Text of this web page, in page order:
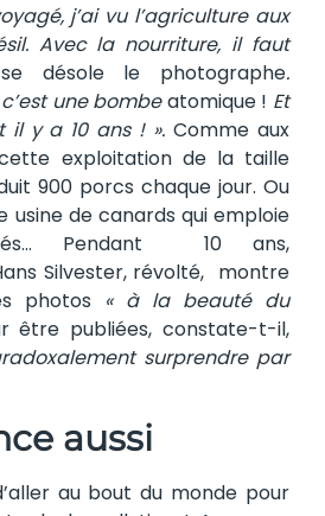
j’ai vu l’agriculture aux
Avec la nourriture, il faut
se désole le photographe.
une bombeatomique ! Et
il y a 10 ans ! ». Comme aux
exploitation de la taille
900 porcs chaque jour. Ou
usine de canards qui emploie
Pendant 10 ans,
Silvester, révolté, montre
photos « à la beauté du
être publiées, constate-t-il,
surprendre par
aussi
au bout du monde pour